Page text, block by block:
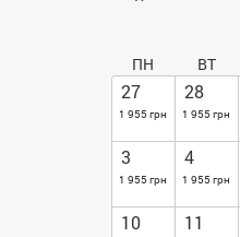
ПН ВТ
27
1 955 грн
28
1 955 грн
3
1 955 грн
4
1 955 грн
10 11